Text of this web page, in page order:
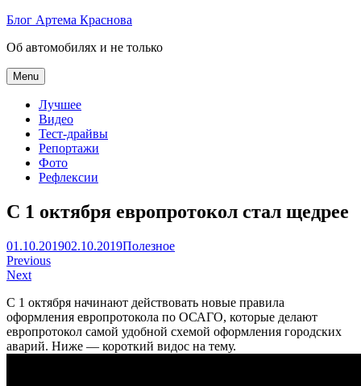
Skip
content
Блог Артема Краснова
Об автомобилях и не только
Menu
Лучшее
Видео
Тест-драйвы
Репортажи
Фото
Рефлексии
C 1 октября европротокол стал щедрее
Артем
Краснов
01.10.201902.10.2019Полезное
Навигация
по
записям
Previous
Next
С 1 октября начинают действовать новые правила
оформления европротокола по ОСАГО, которые делают
европротокол самой удобной схемой оформления городских
аварий. Ниже — короткий видос на тему.